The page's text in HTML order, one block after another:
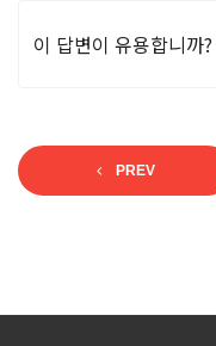
이 답변이 유용합니까?
PREV